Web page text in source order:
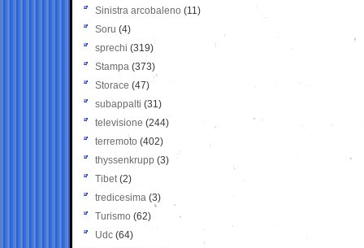
Sinistra arcobaleno (11)
Soru (4)
sprechi (319)
Stampa (373)
Storace (47)
subappalti (31)
televisione(244)
terremoto (402)
thyssenkrupp (3)
Tibet(2)
tredicesima (3)
Turismo (62)
Udc (64)